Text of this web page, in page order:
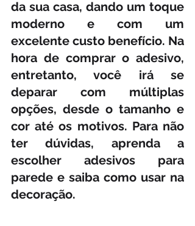
da sua casa, dando um toque
moderno e com um
excelente custo benefício. Na
hora de comprar o adesivo,
entretanto, você irá se
deparar com múltiplas
opções, desde o tamanho e
cor até os motivos. Para não
ter dúvidas, aprenda a
escolher adesivos para
parede e saiba como usar na
decoração.